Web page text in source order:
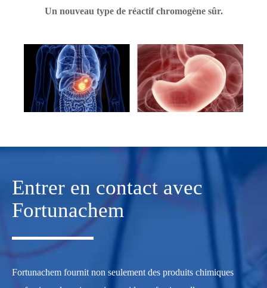
Un nouveau type de réactif chromogène sûr.
Entrer en contact avec
Fortunachem
Fortunachem fournit non seulement des produits chimiques